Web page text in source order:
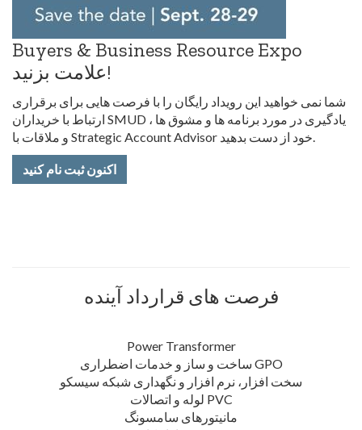
Buyers & Business Resource Expo
علامت بزنید!
شما نمی خواهید این رویداد رایگان را با فرصت هایی برای برقراری
ارتباط با خریداران SMUD ، یادگیری در مورد برنامه ها و مشوق ها
اکنون ثبت نام کنید
فرصت های قرارداد آینده
Power Transformer
ساخت و ساز و خدمات اضطراری GPO
سخت افزار، نرم افزار و نگهداری شبکه سیسکو
لوله و اتصالات PVC
مانیتورهای سامسونگ